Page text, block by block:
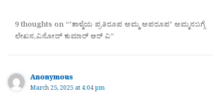
9 thoughts on “ʼತಾಳ್ಮೆಯ ಪ್ರತಿರೂಪ ಅಮ್ಮ ಅಪರೂಪʼ ಅಮ್ಮನಬಗ್ಗೆ
ಲೇಖನ,ವಿನೋದ್ ಕುಮಾರ್ ಆರ್ ವಿ”
Anonymous
March 25, 2025 at 4:04 pm